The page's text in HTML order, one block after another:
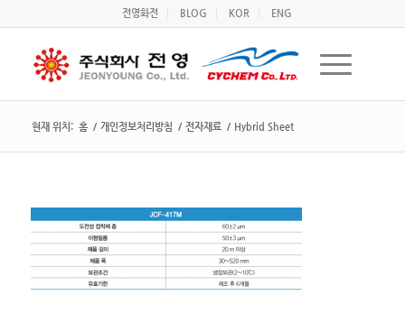
전영화전 BLOG KOR ENG
현재 위치: 홈 / 개인정보처리방침 / 전자재료 / Hybrid Sheet